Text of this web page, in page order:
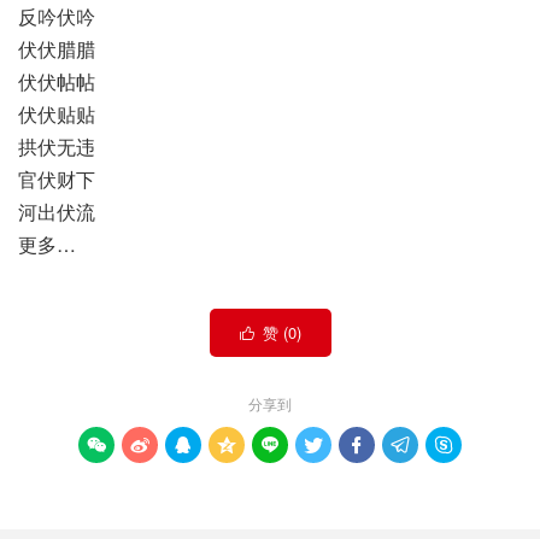
反吟伏吟
伏伏腊腊
伏伏帖帖
伏伏贴贴
拱伏无违
官伏财下
河出伏流
更多…
 赞 (0)
分享到
        